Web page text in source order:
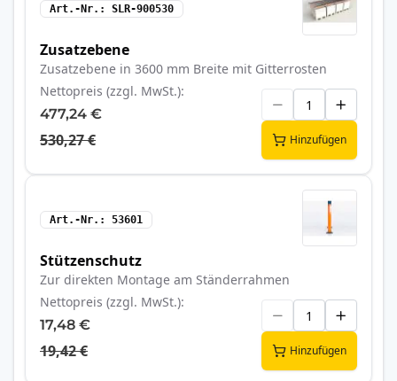
Art.-Nr. SLR-900530
Zusatzebene
Zusatzebene in 3600 mm Breite mit Gitterrosten
Nettopreis (zzgl. MwSt.)
477,24 €
530,27 € Hinzufügen
Art.-Nr. 53601
Stützenschutz
Zur direkten Montage am Ständerrahmen
Nettopreis (zzgl. MwSt.)
17,48 €
19,42 € Hinzufügen